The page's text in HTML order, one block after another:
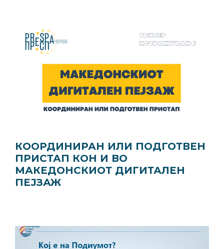
КООРДИНИРАН ИЛИ ПОДГОТВЕН
ПРИСТАП КОН И ВО
МАКЕДОНСКИОТ ДИГИТАЛЕН
ПЕЈЗАЖ